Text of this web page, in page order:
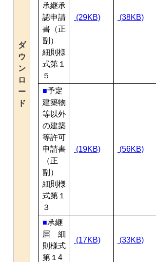
ダ
ウ
ン
ロ
ー
ド
承継承
認申請
書（正
副）
細則様
式第１
５
(29KB) (38KB)
■予定
建築物
等以外
の建築
等許可
申請書
（正
副）
細則様
式第１
３
(19KB) (56KB)
■承継
届 細
則様式
第１4
(17KB) (33KB)